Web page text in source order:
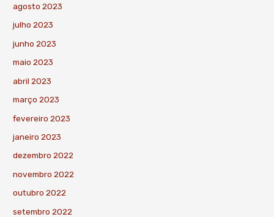
agosto 2023
julho 2023
junho 2023
maio 2023
abril 2023
março 2023
fevereiro 2023
janeiro 2023
dezembro 2022
novembro 2022
outubro 2022
setembro 2022